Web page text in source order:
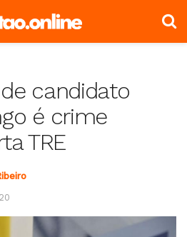
candidato
é crime
TRE